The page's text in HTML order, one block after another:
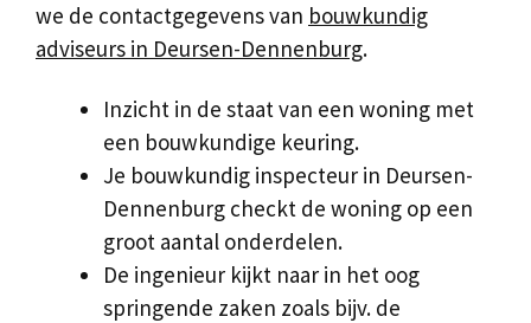
we de contactgegevens van bouwkundig
adviseurs in Deursen-Dennenburg.
Inzicht in de staat van een woning met
een bouwkundige keuring.
Je bouwkundig inspecteur in Deursen-
Dennenburg checkt de woning op een
groot aantal onderdelen.
De ingenieur kijkt naar in het oog
springende zaken zoals bijv. de